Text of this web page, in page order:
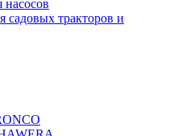
садовых тракторов и